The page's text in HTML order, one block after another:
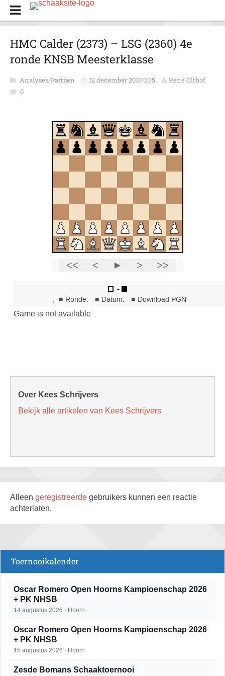
HMC Calder (2373) – LSG (2360) 4e
ronde KNSB Meesterklasse
Analyses/Partijen 12 december 2010 0:35
René Olthof
0
Over Kees Schrijvers
Bekijk alle artikelen van Kees Schrijvers
Alleen geregistreerde gebruikers kunnen een reactie
achterlaten.
Toernooikalender
Oscar Romero Open Hoorns Kampioenschap 2026
+ PK NHSB
14 augustus 2026 · Hoorn
Oscar Romero Open Hoorns Kampioenschap 2026
+ PK NHSB
15 augustus 2026 · Hoorn
Zesde Bomans Schaaktoernooi